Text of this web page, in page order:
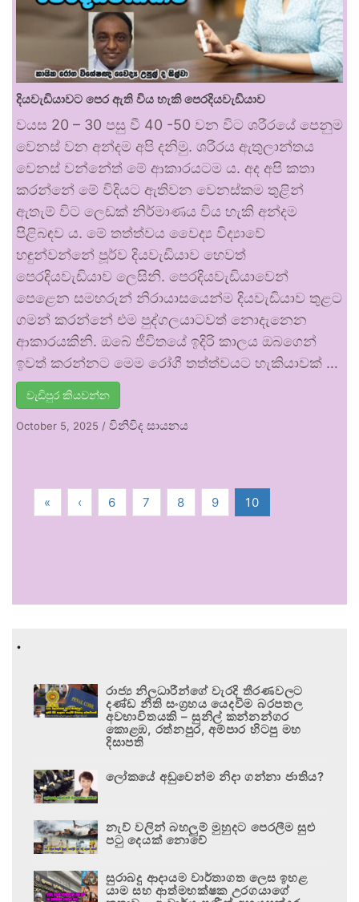
දියවැඩියාවට පෙර ඇති විය හැකි පෙරදියවැඩියාව
වයස 20 – 30 පසු වී 40 -50 වන විට ශරීරයේ පෙනුම
වෙනස් වන අන්දම අපි දනිමු. ශරීරය ඇතුලාන්තය
වෙනස් වන්නේත් මේ ආකාරයටම ය. අද අපි කතා
කරන්නේ මේ විදියට ඇතිවන වෙනස්කම තුළින්
ඇතැම් විට ලෙඩක් නිර්මාණය විය හැකි අන්දම
පිළිබඳව ය. මේ තත්ත්වය වෛද්‍ය විද්‍යාවේ
හඳුන්වන්නේ පූර්ව දියවැඩියාව හෙවත්
පෙරදියවැඩියාව ලෙසිනි. පෙරදියවැඩියාවෙන්
පෙළෙන සමහරුන් නිරායාසයෙන්ම දියවැඩියාව තුළට
ගමන් කරන්නේ එම පුද්ගලයාටවත් නොදැනෙන
ආකාරයකිනි. ඔබේ ජීවිතයේ ඉදිරි කාලය ඔබගෙන්
ඉවත් කරන්නට මෙම රෝගී තත්ත්වයට හැකියාවක් …
වැඩිපුර කියවන්න
October 5, 2025 / විනිවිද සායනය
« ‹ 6 7 8 9 10
.
රාජ්‍ය නිලධාරීන්ගේ වැරදි තීරණවලට
දණ්ඩ නීති සංග්‍රහය යෙදවීම බරපතල
අවභාවිතයකි – සුනිල් කන්නන්ගර
කොළඹ, රත්නපුර, අම්පාර හිටපු මහ
දිසාපති
ලෝකයේ අඩුවෙන්ම නිදා ගන්නා ජාතිය?
නැව් වලින් බහලුම් මුහුදට පෙරලීම සුළු
පටු දෙයක් නොවේ
සුරාබදු ආදායම වාර්තාගත ලෙස ඉහළ
යාම සහ ආත්මභක්ෂක උරගයාගේ